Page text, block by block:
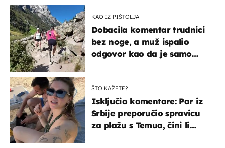
KAO IZ PIŠTOLJA
Dobacila komentar trudnici
bez noge, a muž ispalio
odgovor kao da je samo
ŠTO KAŽETE?
Isključio komentare: Par iz
Srbije preporučio spravicu
za plažu s Temua, čini li